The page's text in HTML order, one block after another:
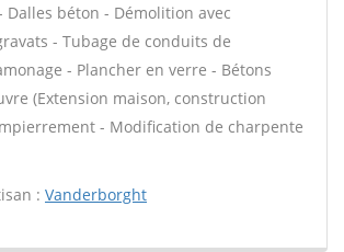
béton - Démolition avec
- Tubage de conduits de
- Plancher en verre - Bétons
(Extension maison, construction
- Modification de charpente
: Vanderborght